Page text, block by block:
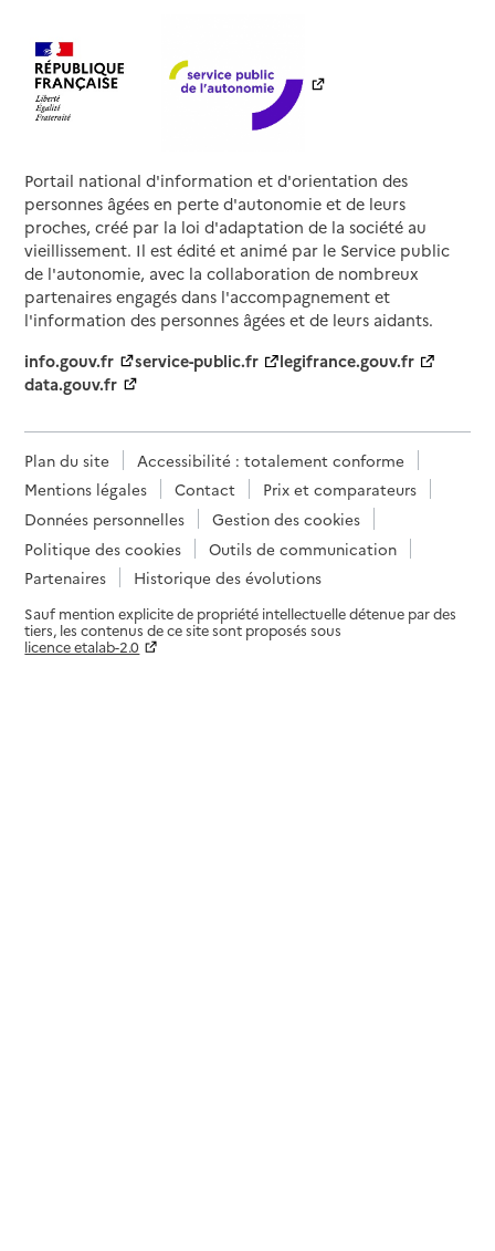
Portail national d'information et d'orientation des
personnes âgées en perte d'autonomie et de leurs
proches, créé par la loi d'adaptation de la société au
vieillissement. Il est édité et animé par le Service public
de l'autonomie, avec la collaboration de nombreux
partenaires engagés dans l'accompagnement et
l'information des personnes âgées et de leurs aidants.
info.gouv.fr
service-public.fr
legifrance.gouv.fr
data.gouv.fr
Plan du site
Accessibilité : totalement conforme
Mentions légales
Contact
Prix et comparateurs
Données personnelles
Gestion des cookies
Politique des cookies
Outils de communication
Partenaires
Historique des évolutions
Sauf mention explicite de propriété intellectuelle détenue par des
tiers, les contenus de ce site sont proposés sous
licence etalab-2.0